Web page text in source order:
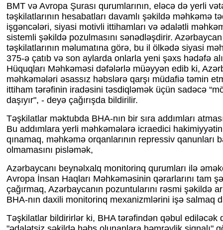
BMT və Avropa Şurası qurumlarının, eləcə də yerli
təşkilatlarının hesabatları davamlı şəkildə məhkəmə
işgəncələri, siyasi motivli ittihamları və ədalətli
sistemli şəkildə pozulmasını sənədləşdirir.
təşkilatlarının məlumatına görə, bu il ölkədə siyasi
375-ə çatıb və son aylarda onlarla yeni şəxs hədəfə
Hüquqları Məhkəməsi dəfələrlə müəyyən edib ki,
məhkəmələri əsassız həbslərə qarşı müdafiə təmin
ittiham tərəfinin iradəsini təsdiqləmək üçün sadəcə
daşıyır", - deyə çağırışda bildirilir.
Təşkilatlar məktubda BHA-nın bir sıra addımları
Bu addımlara yerli məhkəmələrə icraedici
qınamaq, məhkəmə orqanlarının repressiv qanunları
olmamasını pisləmək,
Azərbaycanı beynəlxalq monitorinq qurumları ilə
Avropa İnsan Haqları Məhkəməsinin qərarlarını tam
çağırmaq, Azərbaycanın pozuntularını rəsmi şəkildə
BHA-nın daxili monitorinq mexanizmlərini işə salmaq
Təşkilatlar bildirirlər ki, BHA tərəfindən qəbul ediləcək